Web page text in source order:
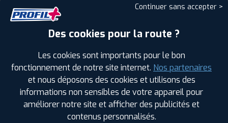
Sous réserve de disponibilité en agence
SPÉCIFICATIONS AVIS CLIENTS ÉTIQUETAGE
Étiquetage
Continuer sans accepter >
Des cookies pour la route ?
Les cookies sont importants pour le bon
fonctionnement de notre site internet. Nos partenaires
et nous déposons des cookies et utilisons des
informations non sensibles de votre appareil pour
améliorer notre site et afficher des publicités et
contenus personnalisés.